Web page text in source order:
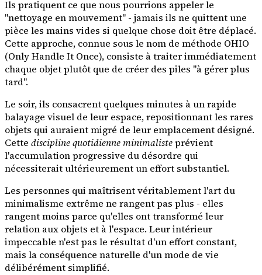
Ils pratiquent ce que nous pourrions appeler le
"nettoyage en mouvement" - jamais ils ne quittent une
pièce les mains vides si quelque chose doit être déplacé.
Cette approche, connue sous le nom de méthode OHIO
(Only Handle It Once), consiste à traiter immédiatement
chaque objet plutôt que de créer des piles "à gérer plus
tard".
Le soir, ils consacrent quelques minutes à un rapide
balayage visuel de leur espace, repositionnant les rares
objets qui auraient migré de leur emplacement désigné.
Cette discipline quotidienne minimalisteprévient
l'accumulation progressive du désordre qui
nécessiterait ultérieurement un effort substantiel.
Les personnes qui maîtrisent véritablement l'art du
minimalisme extrême ne rangent pas plus - elles
rangent moins parce qu'elles ont transformé leur
relation aux objets et à l'espace. Leur intérieur
impeccable n'est pas le résultat d'un effort constant,
mais la conséquence naturelle d'un mode de vie
délibérément simplifié.